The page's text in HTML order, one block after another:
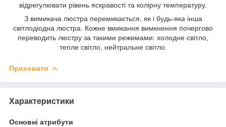
відрегулювати рівень яскравості та колірну температуру.
З вимикача люстра перемикається, як і будь-яка інша
світлодіодна люстра. Кожне вмикання вимкнення почергово
переводить люстру за такими режимами: холодне світло,
тепле світло, нейтральне світло.
Приховати
Характеристики
Основні атрибути